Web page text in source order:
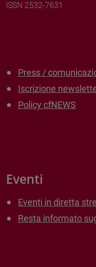
ISSN 2532-7631
Press /
Iscrizione
Policy cfNEWS
Eventi
Eventi in diretta
Resta informato